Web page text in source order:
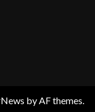
by AF themes.